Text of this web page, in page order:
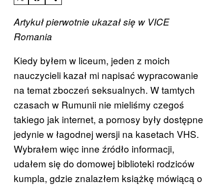
Artykuł pierwotnie ukazał się w VICE
Romania
Kiedy byłem w liceum, jeden z moich
nauczycieli kazał mi napisać wypracowanie
na temat zboczeń seksualnych. W tamtych
czasach w Rumunii nie mieliśmy czegoś
takiego jak internet, a pornosy były dostępne
jedynie w łagodnej wersji na kasetach VHS.
Wybrałem więc inne źródło informacji,
udałem się do domowej biblioteki rodziców
kumpla, gdzie znalazłem książkę mówiącą o